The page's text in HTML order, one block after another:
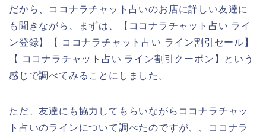
だから、ココナラチャット占いのお店に詳しい友達に
も聞きながら、まずは、【ココナラチャット占い ライ
ン登録】【 ココナラチャット占い ライン割引セール】
【 ココナラチャット占い ライン割引クーポン】という
感じで調べてみることにしました。
ただ、友達にも協力してもらいながらココナラチャッ
ト占いのラインについて調べたのですが、、ココナラ